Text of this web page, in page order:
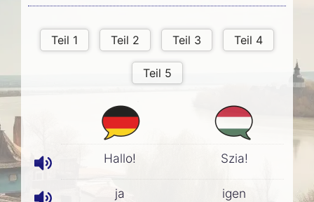
Hallo! Szia!
ja igen